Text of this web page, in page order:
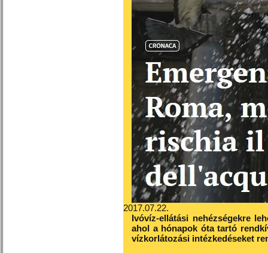
2017.07.22.
Ivóvíz-ellátási nehézségekre
ahol a hónapok óta tartó
vízkorlátozási intézkedéseket